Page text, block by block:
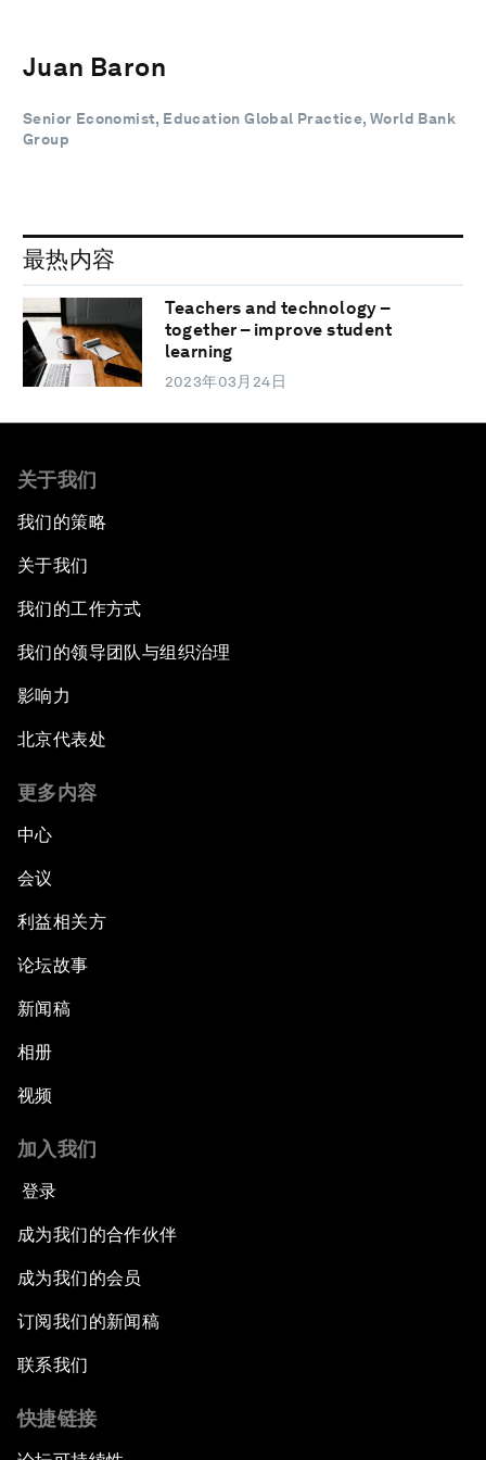
Juan Baron
Senior Economist, Education Global Practice, World Bank
Group
最热内容
Teachers and technology –
together – improve student
learning
2023年03月24日
关于我们
我们的策略
关于我们
我们的工作方式
我们的领导团队与组织治理
影响力
北京代表处
更多内容
中心
会议
利益相关方
论坛故事
新闻稿
相册
视频
加入我们
登录
成为我们的合作伙伴
成为我们的会员
订阅我们的新闻稿
联系我们
快捷链接